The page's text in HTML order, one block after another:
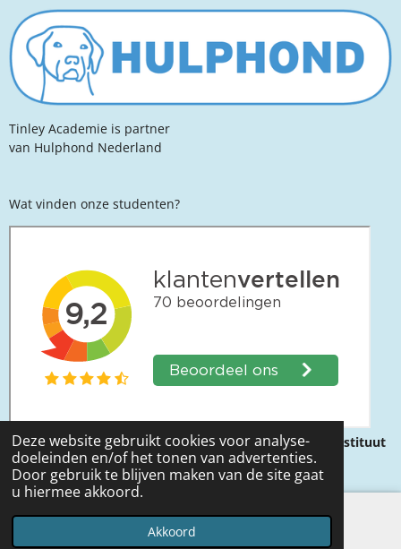
Deze website gebruikt cookies voor analyse-
doeleinden en/of het tonen van advertenties.
Door gebruik te blijven maken van de site gaat
u hiermee akkoord.
Akkoord
Tinley Academie is partner
van Hulphond Nederland
Wat vinden onze studenten?
© Tinley Academie is al méér dan 26 jaar het kennisinstituut
op het gebiedvandiergedrag
Facebook